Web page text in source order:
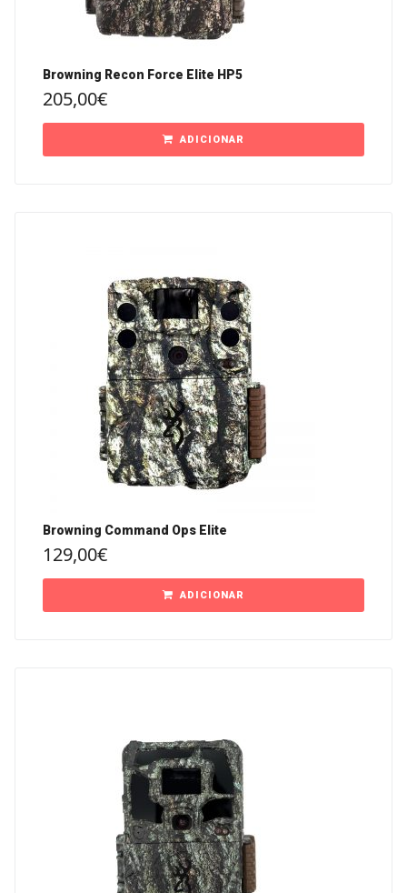
Browning Recon Force Elite HP5
205,00€
ADICIONAR
Browning Command Ops Elite
129,00€
ADICIONAR